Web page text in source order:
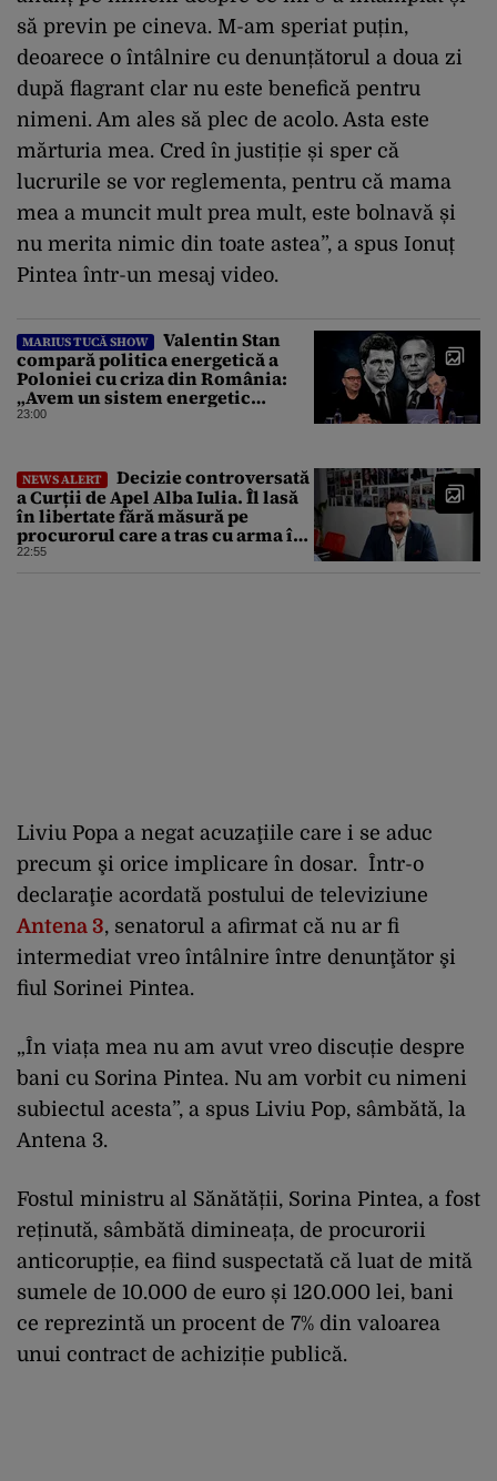
să previn pe cineva. M-am speriat puțin,
deoarece o întâlnire cu denunțătorul a doua zi
după flagrant clar nu este benefică pentru
nimeni. Am ales să plec de acolo. Asta este
mărturia mea. Cred în justiție și sper că
lucrurile se vor reglementa, pentru că mama
mea a muncit mult prea mult, este bolnavă și
nu merita nimic din toate astea”, a spus Ionuț
Pintea într-un mesaj video.
MARIUS TUCĂ SHOW
Valentin Stan
compară politica energetică a
Poloniei cu criza din România:
„Avem un sistem energetic
confecționat într-o piață mafiotă”
23:00
NEWS ALERT
Decizie controversată
a Curții de Apel Alba Iulia. Îl lasă
în libertate fără măsură pe
procurorul care a tras cu arma în
fuga sa de poliție
22:55
Liviu Popa a negat acuzaţiile care i se aduc
precum şi orice implicare în dosar. Într-o
declaraţie acordată postului de televiziune
Antena 3, senatorul a afirmat că nu ar fi
intermediat vreo întâlnire între denunţător şi
fiul Sorinei Pintea.
„În viața mea nu am avut vreo discuție despre
bani cu Sorina Pintea. Nu am vorbit cu nimeni
subiectul acesta”, a spus Liviu Pop, sâmbătă, la
Antena 3.
Fostul ministru al Sănătății, Sorina Pintea, a fost
reținută, sâmbătă dimineața, de procurorii
anticorupție, ea fiind suspectată că luat de mită
sumele de 10.000 de euro și 120.000 lei, bani
ce reprezintă un procent de 7% din valoarea
unui contract de achiziție publică.